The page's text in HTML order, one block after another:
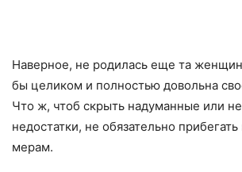
Наверное, не родилась еще та
бы целиком и полностью довольна
Что ж, чтоб скрыть надуманные или
недостатки, не обязательно
мерам.